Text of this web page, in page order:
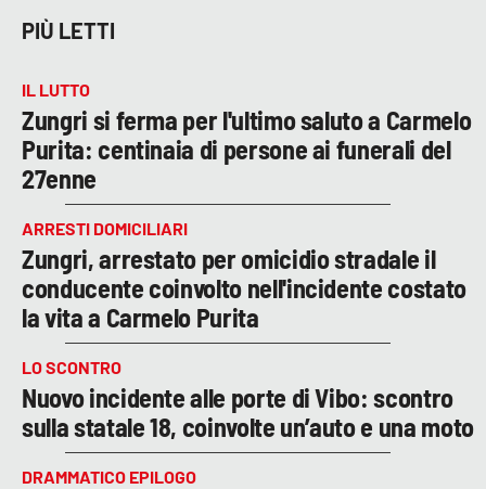
PIÙ LETTI
IL LUTTO
Zungri si ferma per l'ultimo saluto a Carmelo
Purita: centinaia di persone ai funerali del
27enne
ARRESTI DOMICILIARI
Zungri, arrestato per omicidio stradale il
conducente coinvolto nell'incidente costato
la vita a Carmelo Purita
LO SCONTRO
Nuovo incidente alle porte di Vibo: scontro
sulla statale 18, coinvolte un’auto e una moto
DRAMMATICO EPILOGO